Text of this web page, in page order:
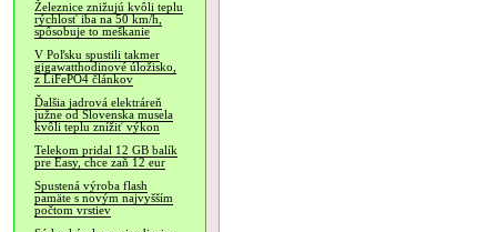
Železnice znižujú kvôli teplu
rýchlosť iba na 50 km/h,
spôsobuje to meškanie
V Poľsku spustili takmer
gigawatthodinové úložisko,
z LiFePO4 článkov
Ďalšia jadrová elektráreň
južne od Slovenska musela
kvôli teplu znížiť výkon
Telekom pridal 12 GB balík
pre Easy, chce zaň 12 eur
Spustená výroba flash
pamäte s novým najvyšším
počtom vrstiev